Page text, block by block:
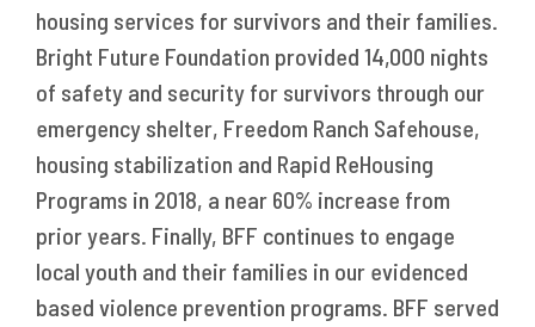
housing services for survivors and their families.
Bright Future Foundation provided 14,000 nights
of safety and security for survivors through our
emergency shelter, Freedom Ranch Safehouse,
housing stabilization and Rapid ReHousing
Programs in 2018, a near 60% increase from
prior years. Finally, BFF continues to engage
local youth and their families in our evidenced
based violence prevention programs. BFF served